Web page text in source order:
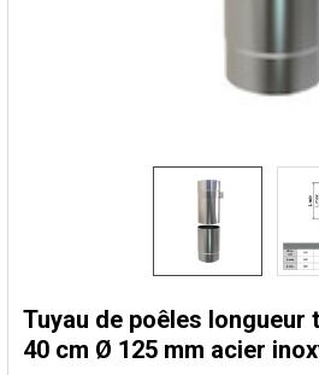
Tuyau de poêles longueur
40 cm Ø 125 mm acier